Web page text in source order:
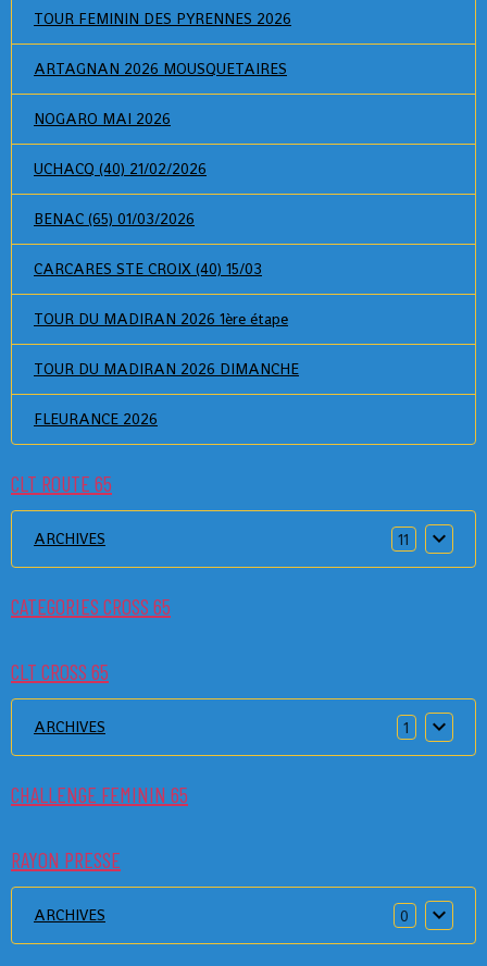
TOUR FEMININ DES PYRENNES 2026
ARTAGNAN 2026 MOUSQUETAIRES
NOGARO MAI 2026
UCHACQ (40) 21/02/2026
BENAC (65) 01/03/2026
CARCARES STE CROIX (40) 15/03
TOUR DU MADIRAN 2026 1ère étape
TOUR DU MADIRAN 2026 DIMANCHE
FLEURANCE 2026
CLT ROUTE 65
ARCHIVES 11
CATEGORIES CROSS 65
CLT CROSS 65
ARCHIVES 1
CHALLENGE FEMININ 65
RAYON PRESSE
ARCHIVES 0